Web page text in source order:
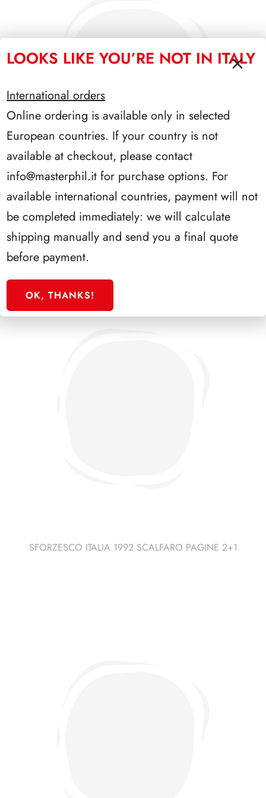
PRESIDENZA DE NICOLA 1945/1948
SFORZESCO ITALIA 1992 SCALFARO PAGINE 2+1
LOOKS LIKE YOU’RE NOT IN ITALY
International orders
Online ordering is available only in selected
European countries. If your country is not
available at checkout, please contact
info@masterphil.it for purchase options. For
available international countries, payment will not
be completed immediately: we will calculate
shipping manually and send you a final quote
before payment.
OK, THANKS!